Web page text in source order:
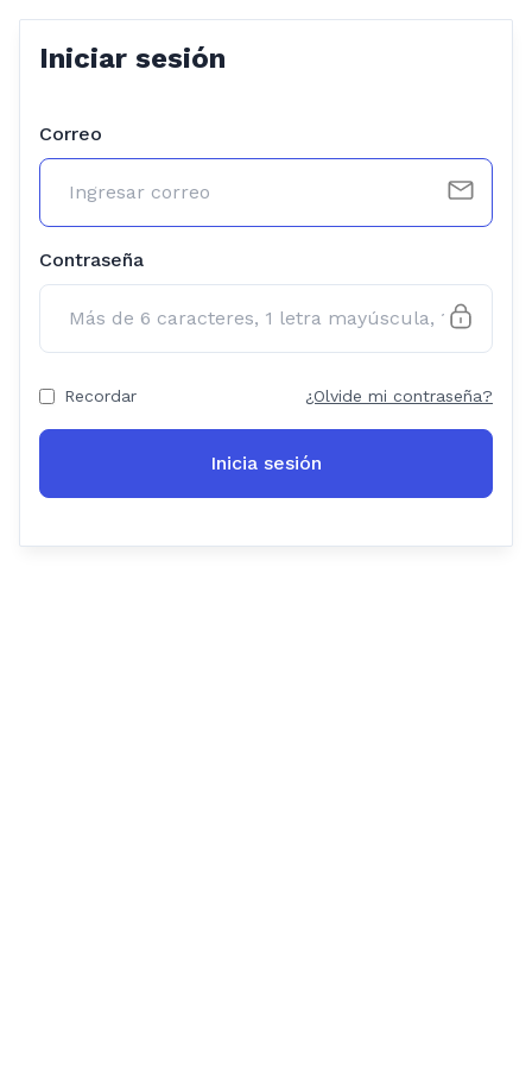
Iniciar sesión
Correo
Contraseña
Recordar ¿Olvide mi contraseña?